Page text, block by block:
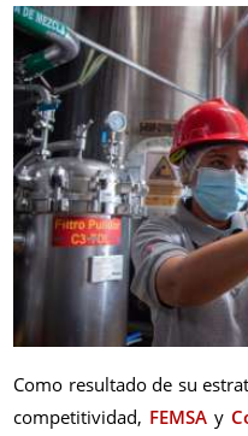
Como resultado de su
competitividad, FEMSA y